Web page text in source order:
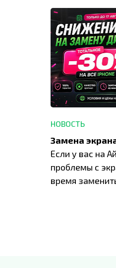
НОВОСТЬ
Если у вас на
проблемы с
время